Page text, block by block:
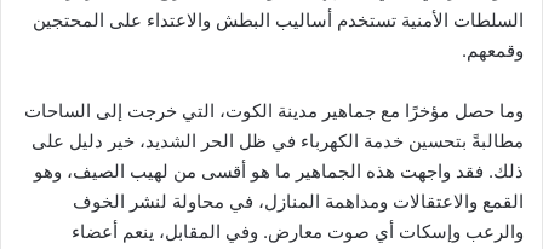
السلطات الأمنية تستخدم أساليب البطش والاعتداء على المحتجين
وقمعهم.
وما حصل مؤخرًا مع جماهير مدينة الكوت، التي خرجت إلى الساحات
مطالبةً بتحسين خدمة الكهرباء في ظل الحر الشديد، خير دليل على
ذلك. فقد واجهت هذه الجماهير ما هو أقسى من لهيب الصيف، وهو
القمع والاعتقالات ومداهمة المنازل، في محاولة لنشر الخوف
والرعب وإسكات أي صوت معارض. وفي المقابل، ينعم أعضاء